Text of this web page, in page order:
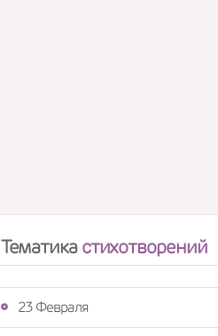
Тематикастихотворений
23 Февраля